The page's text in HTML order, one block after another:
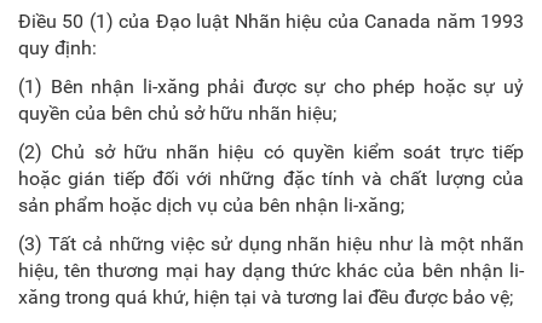
Điều 50 (1) của Đạo luật Nhãn hiệu của Canada năm 1993
quy định:
(1) Bên nhận li-xăng phải được sự cho phép hoặc sự uỷ
quyền của bên chủ sở hữu nhãn hiệu;
(2) Chủ sở hữu nhãn hiệu có quyền kiểm soát trực tiếp
hoặc gián tiếp đối với những đặc tính và chất lượng của
sản phẩm hoặc dịch vụ của bên nhận li-xăng;
(3) Tất cả những việc sử dụng nhãn hiệu như là một nhãn
hiệu, tên thương mại hay dạng thức khác của bên nhận li-
xăng trong quá khứ, hiện tại và tương lai đều được bảo vệ;